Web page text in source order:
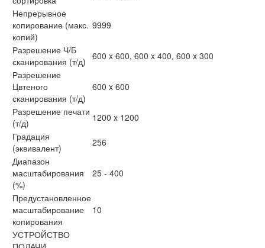
Непрерывное
копирование (макс.
копий)
9999
Разрешение Ч/Б
сканирования (т/д) 600 x 600, 600 x 400, 600 x 300
Разрешение
Цвтеного
сканирования (т/д)
600 x 600
Разрешение печати
(т/д)
1200 x 1200
Градация
(эквивалент)
256
Диапазон
масштабирования
(%)
25 - 400
Предустановленное
масштабирование
копирования
10
УСТРОЙСТВО